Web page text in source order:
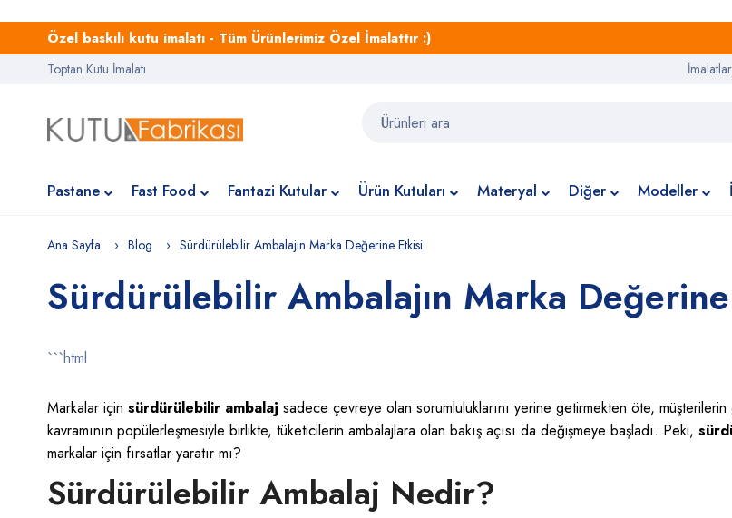
Özel baskılı kutu imalatı - Tüm Ürünlerimiz Özel İmalattır :)
Toptan Kutu İmalatı İmalatlar
Pastane Fast Food Fantazi Kutular Ürün Kutuları Materyal Diğer Modeller
Ana Sayfa Blog Sürdürülebilir Ambalajın Marka Değerine Etkisi
Sürdürülebilir Ambalajın Marka
```html
Markalar için sürdürülebilir ambalaj sadece çevreye olan sorumluluklarını yerine getirmekten öte,
kavramının popülerleşmesiyle birlikte, tüketicilerin ambalajlara olan bakış açısı da değişmeye başladı. Peki,
markalar için fırsatlar yaratır mı?
Sürdürülebilir Ambalaj Nedir?